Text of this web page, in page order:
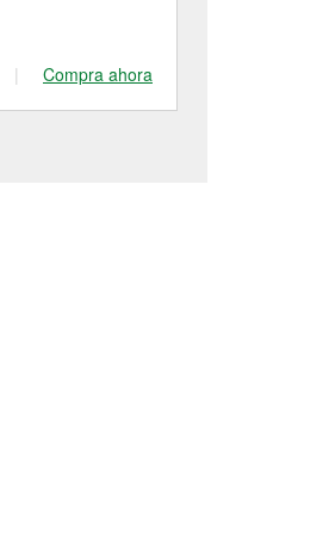
| Compra ahora